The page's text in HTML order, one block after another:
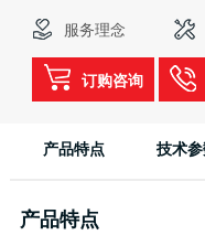
服务理念
订购咨询
产品特点 技术
产品特点